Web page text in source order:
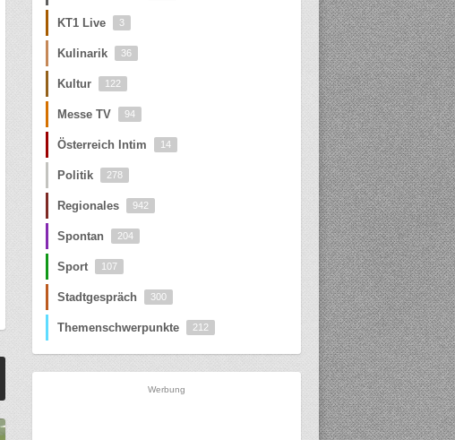
KT1 Live 3
Kulinarik 36
Kultur 122
Messe TV 94
Österreich Intim 14
Politik 278
Regionales 942
Spontan 204
Sport 107
Stadtgespräch 300
Themenschwerpunkte 212
Werbung